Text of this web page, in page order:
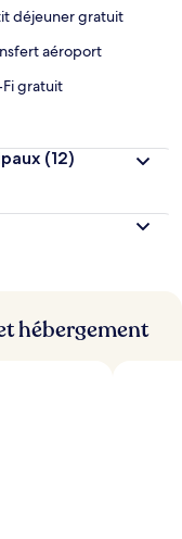
b
e
r
n
i
e
déjeuner gratuit
aéroport
gratuit
(12)
hébergement